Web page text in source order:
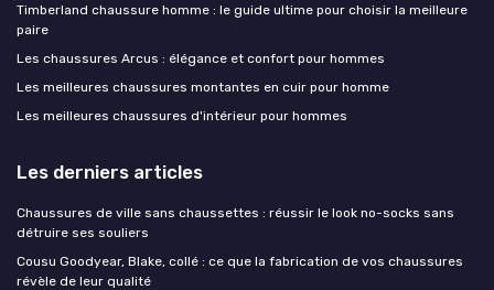
Timberland chaussure homme : le guide ultime pour choisir la meilleure
paire
Les chaussures Arcus : élégance et confort pour hommes
Les meilleures chaussures montantes en cuir pour homme
Les meilleures chaussures d'intérieur pour hommes
Les derniers articles
Chaussures de ville sans chaussettes : réussir le look no-socks sans
détruire ses souliers
Cousu Goodyear, Blake, collé : ce que la fabrication de vos chaussures
révèle de leur qualité